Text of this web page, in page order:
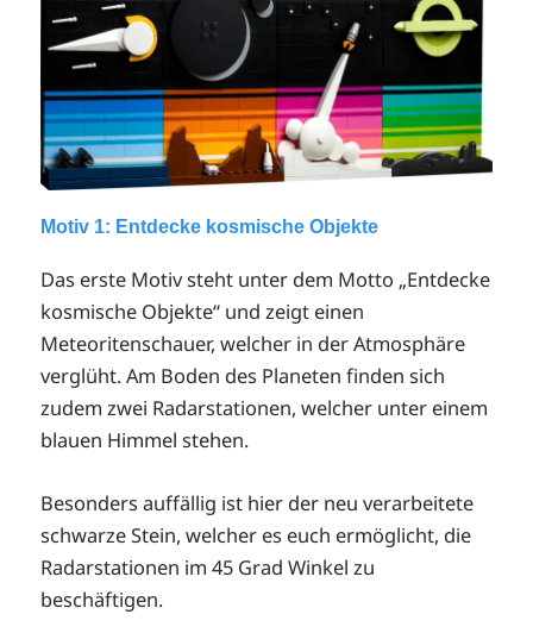
Motiv 1: Entdecke kosmische Objekte
Das erste Motiv steht unter dem Motto „Entdecke
kosmische Objekte“ und zeigt einen
Meteoritenschauer, welcher in der Atmosphäre
verglüht. Am Boden des Planeten finden sich
zudem zwei Radarstationen, welcher unter einem
blauen Himmel stehen.
Besonders auffällig ist hier der neu verarbeitete
schwarze Stein, welcher es euch ermöglicht, die
Radarstationen im 45 Grad Winkel zu
beschäftigen.